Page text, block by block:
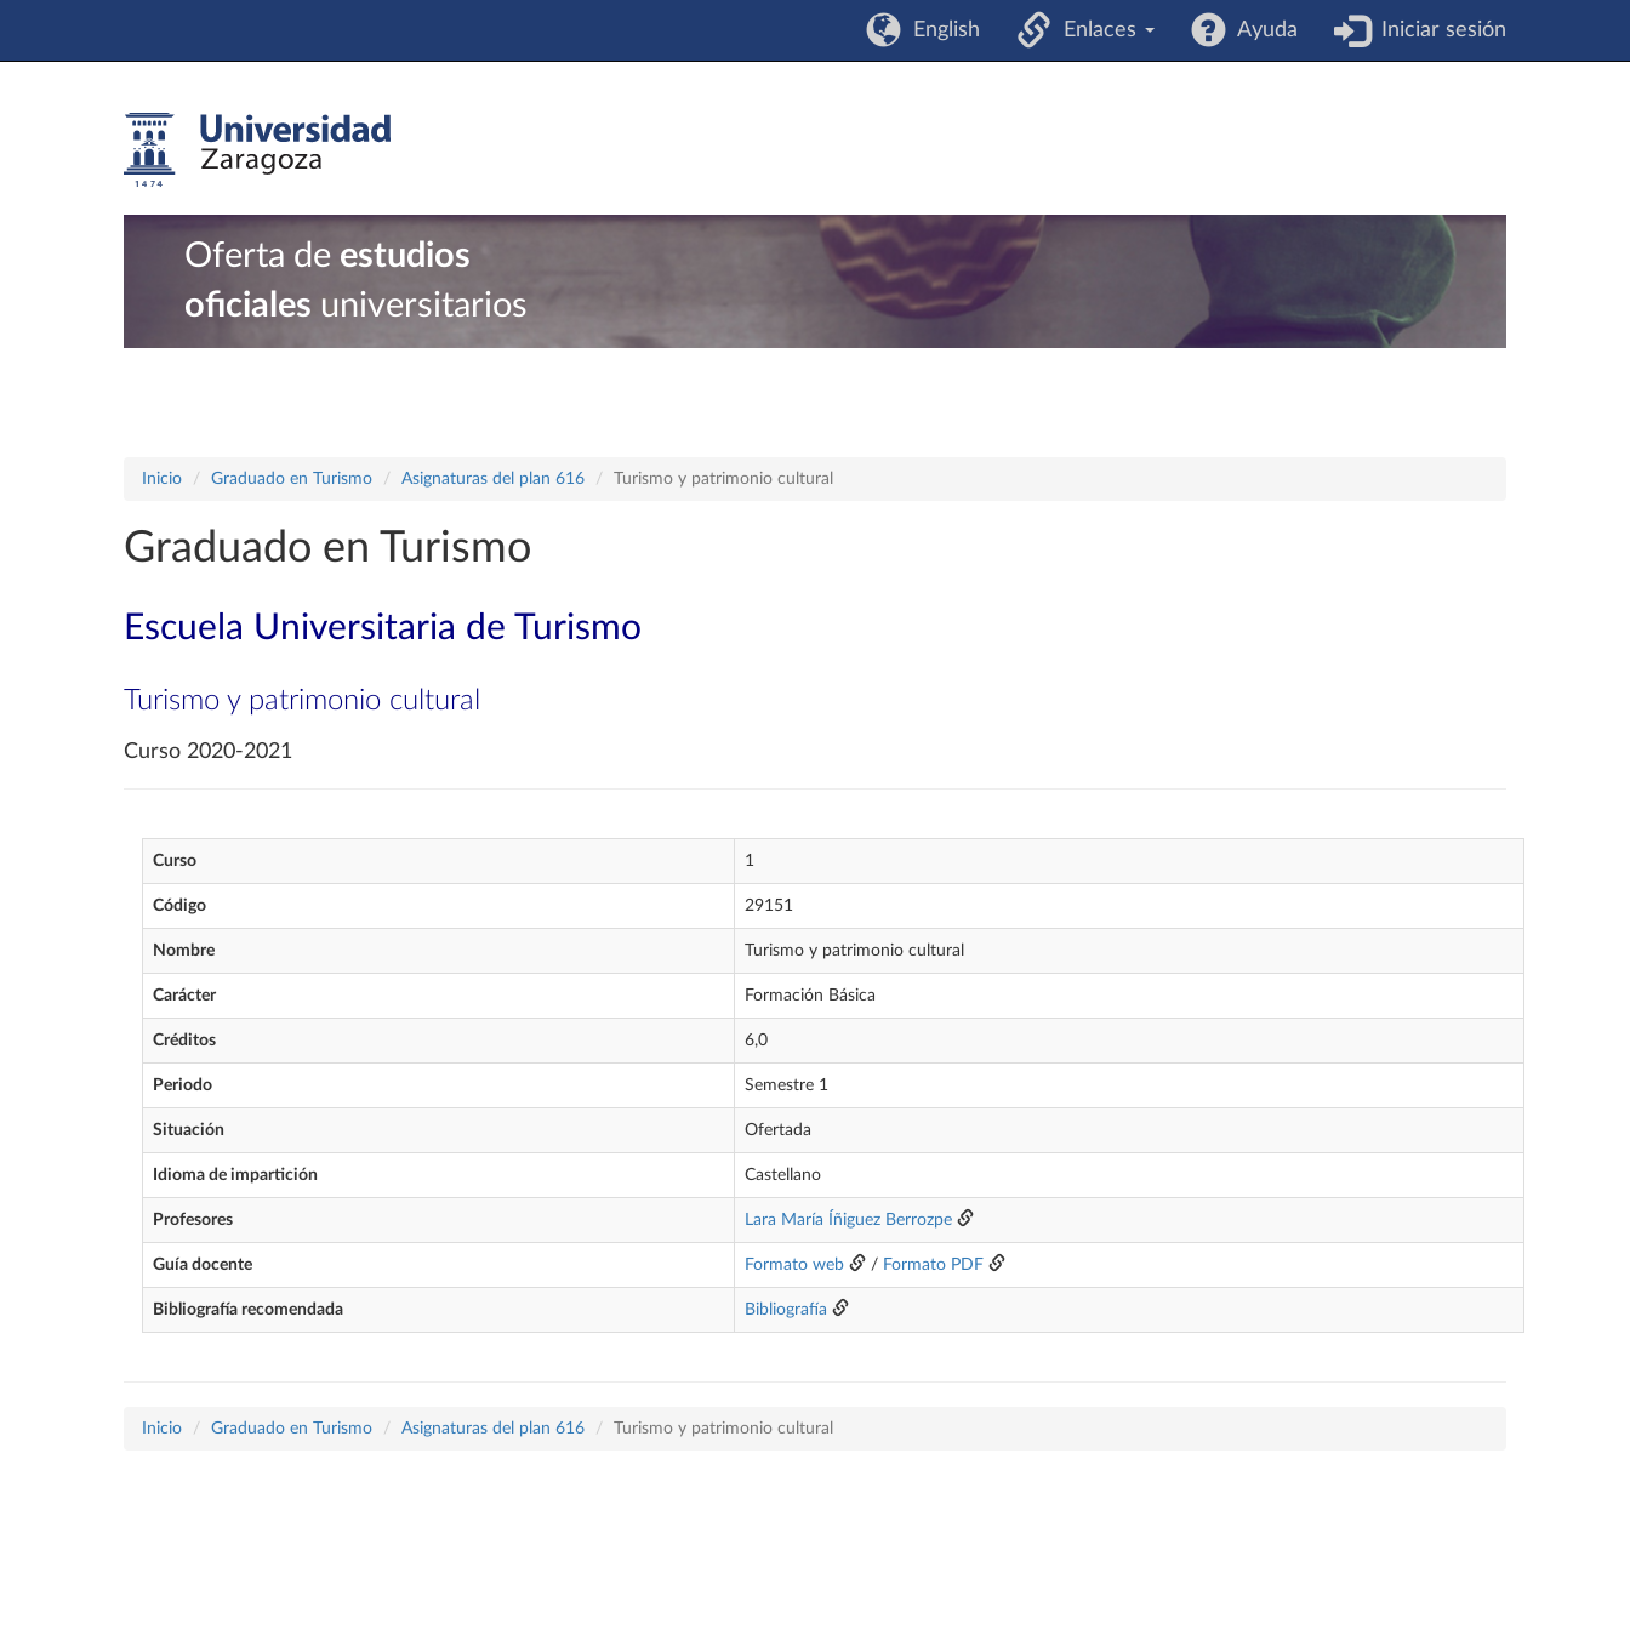
English Enlaces Ayuda Iniciar sesión
Oferta de estudios
oficiales universitarios
Inicio Graduado en Turismo Asignaturas del plan 616 Turismo y patrimonio cultural
Graduado en Turismo
Escuela Universitaria de Turismo
Turismo y patrimonio cultural
Curso 2020-2021
Curso 1
Código 29151
Nombre Turismo y patrimonio cultural
Carácter Formación Básica
Créditos 6,0
Periodo Semestre 1
Situación Ofertada
Idioma de impartición Castellano
Profesores Lara María Íñiguez Berrozpe
Guía docente Formato web / Formato PDF
Bibliografía recomendada Bibliografía
Inicio Graduado en Turismo Asignaturas del plan 616 Turismo y patrimonio cultural